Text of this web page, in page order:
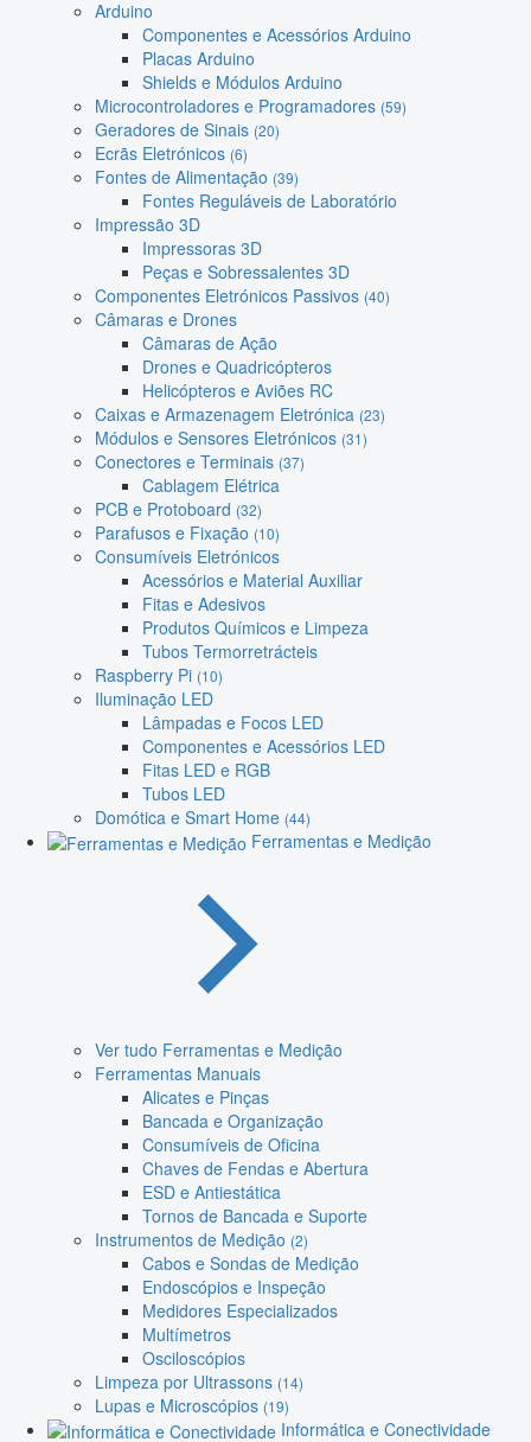
Arduino
Componentes e Acessórios Arduino
Placas Arduino
Shields e Módulos Arduino
Microcontroladores e Programadores (59)
Geradores de Sinais (20)
Ecrãs Eletrónicos (6)
Fontes de Alimentação (39)
Fontes Reguláveis de Laboratório
Impressão 3D
Impressoras 3D
Peças e Sobressalentes 3D
Componentes Eletrónicos Passivos (40)
Câmaras e Drones
Câmaras de Ação
Drones e Quadricópteros
Helicópteros e Aviões RC
Caixas e Armazenagem Eletrónica (23)
Módulos e Sensores Eletrónicos (31)
Conectores e Terminais (37)
Cablagem Elétrica
PCB e Protoboard (32)
Parafusos e Fixação (10)
Consumíveis Eletrónicos
Acessórios e Material Auxiliar
Fitas e Adesivos
Produtos Químicos e Limpeza
Tubos Termorretrácteis
Raspberry Pi (10)
Iluminação LED
Lâmpadas e Focos LED
Componentes e Acessórios LED
Fitas LED e RGB
Tubos LED
Domótica e Smart Home (44)
Ferramentas e Medição
Ver tudo Ferramentas e Medição
Ferramentas Manuais
Alicates e Pinças
Bancada e Organização
Consumíveis de Oficina
Chaves de Fendas e Abertura
ESD e Antiestática
Tornos de Bancada e Suporte
Instrumentos de Medição (2)
Cabos e Sondas de Medição
Endoscópios e Inspeção
Medidores Especializados
Multímetros
Osciloscópios
Limpeza por Ultrassons (14)
Lupas e Microscópios (19)
Informática e Conectividade